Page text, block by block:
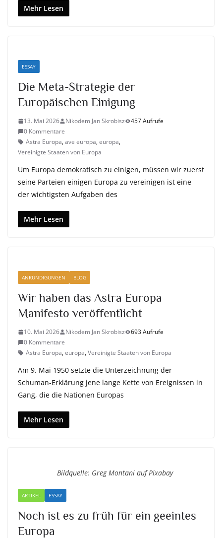
Mehr Lesen
ESSAY
Die Meta-Strategie der
Europäischen Einigung
13. Mai 2026 Nikodem Jan Skrobisz
457 Aufrufe
0 Kommentare
Astra Europa,ave europa,europa,
Vereinigte Staaten von Europa
Um Europa demokratisch zu einigen, müssen wir zuerst
seine Parteien einigen Europa zu vereinigen ist eine
der wichtigsten Aufgaben des
Mehr Lesen
ANKÜNDIGUNGEN BLOG
Wir haben das Astra Europa
Manifesto veröffentlicht
10. Mai 2026 Nikodem Jan Skrobisz
693 Aufrufe
0 Kommentare
Astra Europa,europa,Vereinigte Staaten von Europa
Am 9. Mai 1950 setzte die Unterzeichnung der
Schuman-Erklärung jene lange Kette von Ereignissen in
Gang, die die Nationen Europas
Mehr Lesen
Bildquelle: Greg Montani auf Pixabay
ARTIKEL ESSAY
Noch ist es zu früh für ein geeintes
Europa